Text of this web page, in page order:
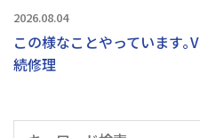
2026.08.04
この様なことやっています｡
続修理